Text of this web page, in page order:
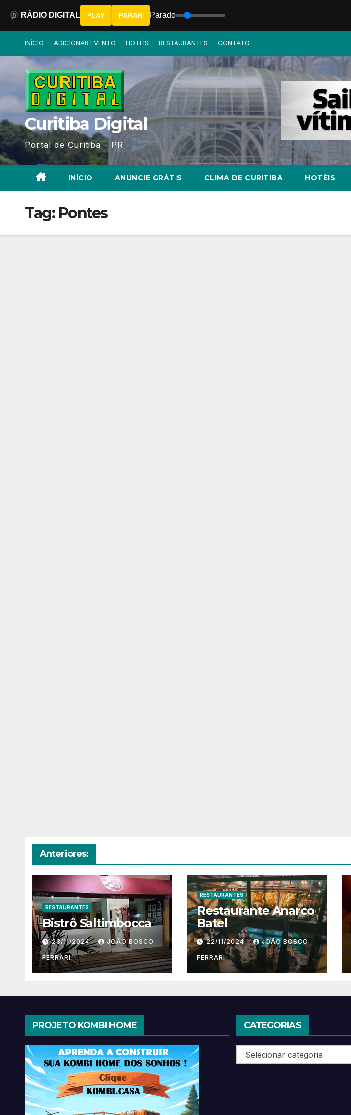
INÍCIO ADICIONAR EVENTO HOTÉIS RESTAURANTES CONTATO
Curitiba Digital
Portal de Curitiba - PR
INÍCIO ANUNCIE GRÁTIS CLIMA DE CURITIBA HOTÉIS
Tag: Pontes
Anteriores:
RESTAURANTES
Bistrô Saltimbocca
23/11/2024 JOÃO BOSCO
FERRARI
RESTAURANTES
Restaurante Anarco
Batel
22/11/2024 JOÃO BOSCO
FERRARI
PROJETO KOMBI HOME CATEGORIAS
Categorias
RÁDIO DIGITAL PLAY PARAR Parado